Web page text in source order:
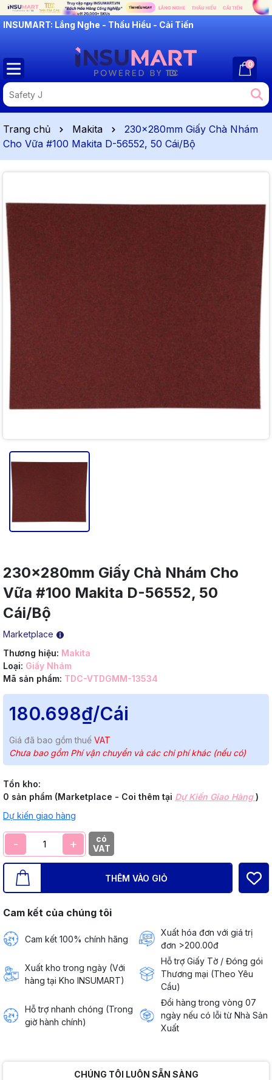
INSUMART: Lắng Nghe - Thấu Hiểu - Cải Tiến
0
Trang chủ Makita
230x280mm Giấy Chà Nhám
Cho Vữa #100 Makita D-56552, 50 Cái/Bộ
230x280mm Giấy Chà Nhám Cho
Vữa #100 Makita D-56552, 50
Cái/Bộ
Marketplace
Thương hiệu: Makita
Loại: Giấy Nhám
Mã sản phẩm: TDC-VTDGMM-13534
180.698₫/Cái
Giá đã bao gồm thuế VAT
Chưa bao gồm Phí vận chuyển và các chi phí khác (nếu có)
Tồn kho:
0 sản phẩm (Marketplace - Coi thêm tại Dự Kiến Giao Hàng)
Dự kiến giao hàng
- +
có
VAT
THÊM VÀO GIỎ
Cam kết của chúng tôi
Cam kết 100% chính hãng
Xuất hóa đơn với giá trị
đơn >200.00đ
Xuất kho trong ngày (Với
hàng tại Kho INSUMART)
Hỗ trợ Giấy Tờ / Đóng gói
Thương mại (Theo Yêu
Cầu)
Hỗ trợ nhanh chóng (Trong
giờ hành chính)
Đổi hàng trong vòng 07
ngày nếu có lỗi từ Nhà Sản
Xuất
CHÚNG TÔI LUÔN SẴN SÀNG